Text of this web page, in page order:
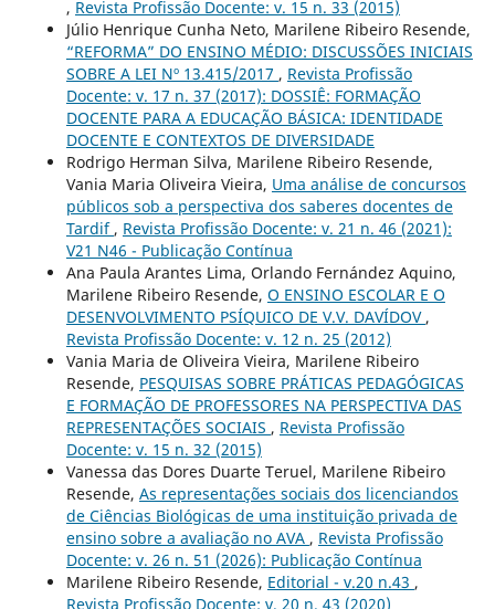
, Revista Profissão Docente: v. 15 n. 33 (2015)
Júlio Henrique Cunha Neto, Marilene Ribeiro Resende,
“REFORMA” DO ENSINO MÉDIO: DISCUSSÕES INICIAIS
SOBRE A LEI Nº 13.415/2017 , Revista Profissão
Docente: v. 17 n. 37 (2017): DOSSIÊ: FORMAÇÃO
DOCENTE PARA A EDUCAÇÃO BÁSICA: IDENTIDADE
DOCENTE E CONTEXTOS DE DIVERSIDADE
Rodrigo Herman Silva, Marilene Ribeiro Resende,
Vania Maria Oliveira Vieira, Uma análise de concursos
públicos sob a perspectiva dos saberes docentes de
Tardif , Revista Profissão Docente: v. 21 n. 46 (2021):
V21 N46 - Publicação Contínua
Ana Paula Arantes Lima, Orlando Fernández Aquino,
Marilene Ribeiro Resende, O ENSINO ESCOLAR E O
DESENVOLVIMENTO PSÍQUICO DE V.V. DAVÍDOV ,
Revista Profissão Docente: v. 12 n. 25 (2012)
Vania Maria de Oliveira Vieira, Marilene Ribeiro
Resende, PESQUISAS SOBRE PRÁTICAS PEDAGÓGICAS
E FORMAÇÃO DE PROFESSORES NA PERSPECTIVA DAS
REPRESENTAÇÕES SOCIAIS , Revista Profissão
Docente: v. 15 n. 32 (2015)
Vanessa das Dores Duarte Teruel, Marilene Ribeiro
Resende, As representações sociais dos licenciandos
de Ciências Biológicas de uma instituição privada de
ensino sobre a avaliação no AVA , Revista Profissão
Docente: v. 26 n. 51 (2026): Publicação Contínua
Marilene Ribeiro Resende, Editorial - v.20 n.43 ,
Revista Profissão Docente: v. 20 n. 43 (2020)